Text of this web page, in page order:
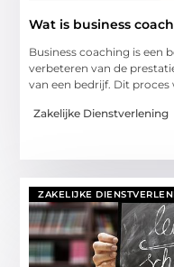
Wat is business
Business coaching is een
verbeteren van de
van een bedrijf. Dit
Zakelijke Dienstverlening
ZAKELIJKE